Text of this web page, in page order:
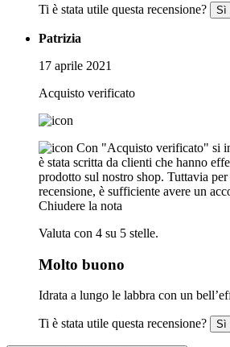
Ti è stata utile questa recensione? Sì
Patrizia
17 aprile 2021
Acquisto verificato
Con "Acquisto verificato" si
è stata scritta da clienti che hanno
prodotto sul nostro shop. Tuttavia
recensione, è sufficiente avere un
Chiudere la nota
Valuta con 4 su 5 stelle.
Molto buono
Idrata a lungo le labbra con un
Ti è stata utile questa recensione? Sì